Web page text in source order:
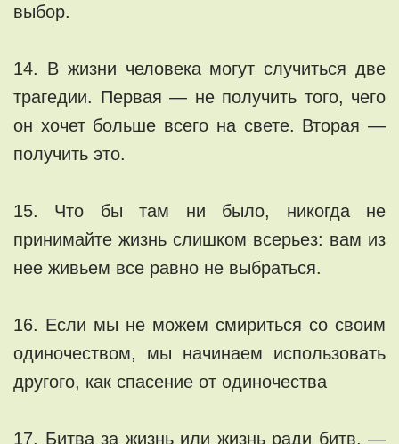
выбор.
14. В жизни человека могут случиться две
трагедии. Первая — не получить того, чего
он хочет больше всего на свете. Вторая —
получить это.
15. Что бы там ни было, никогда не
принимайте жизнь слишком всерьез: вам из
нее живьем все равно не выбраться.
16. Если мы не можем смириться со своим
одиночеством, мы начинаем использовать
другого, как спасение от одиночества
17. Битва за жизнь или жизнь ради битв, —